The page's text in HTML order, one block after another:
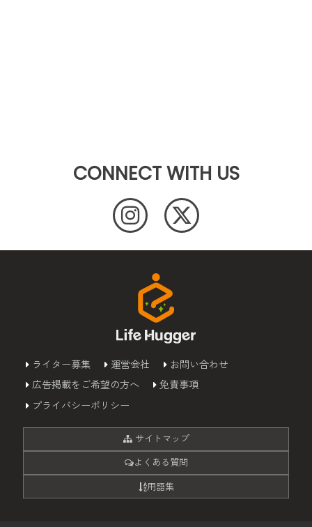
CONNECT WITH US
ライター募集 運営会社
お問い合わせ
広告掲載をご希望の方へ
免責事項
プライバシーポリシー
サイトマップ
よくある質問
用語集